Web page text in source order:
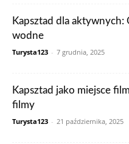
Kapsztad dla
wodne
Turysta123 - 7 grudnia, 2025
Kapsztad jako miejsce
filmy
Turysta123 - 21 października, 2025